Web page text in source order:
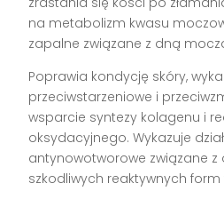
na metabolizm kwasu
zapalne związane z dną
Poprawia kondycję skóry,
przeciwstarzeniowe i
wsparcie syntezy kolagenu i
oksydacyjnego. Wykazuje
antynowotworowe związane
szkodliwych reaktywnych form